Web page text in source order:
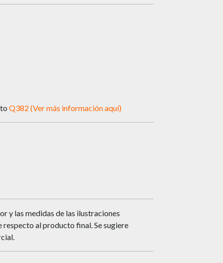
Q382 (Ver más información aquí)
y las medidas de las ilustraciones
al producto final. Se sugiere